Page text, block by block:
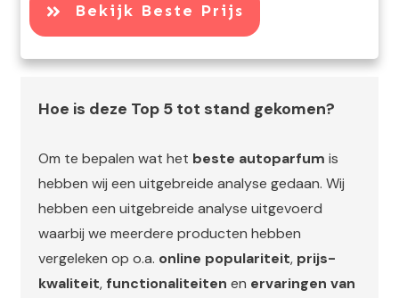
Bekijk Beste Prijs
Hoe is deze Top 5 tot stand gekomen?
Om te bepalen wat het beste autoparfum is
hebben wij een uitgebreide analyse gedaan. Wij
hebben een uitgebreide analyse uitgevoerd
waarbij we meerdere producten hebben
vergeleken op o.a. online populariteit, prijs-
kwaliteit, functionaliteiten en ervaringen van